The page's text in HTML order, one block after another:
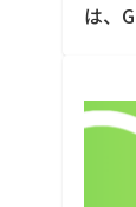
は、
「カ
と